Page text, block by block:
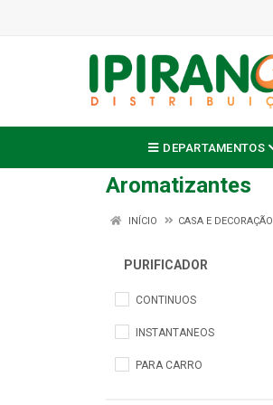
DEPARTAMENTOS
Aromatizantes
INÍCIO CASA E DECORAÇÃO
PURIFICADOR
CONTINUOS
INSTANTANEOS
PARA CARRO